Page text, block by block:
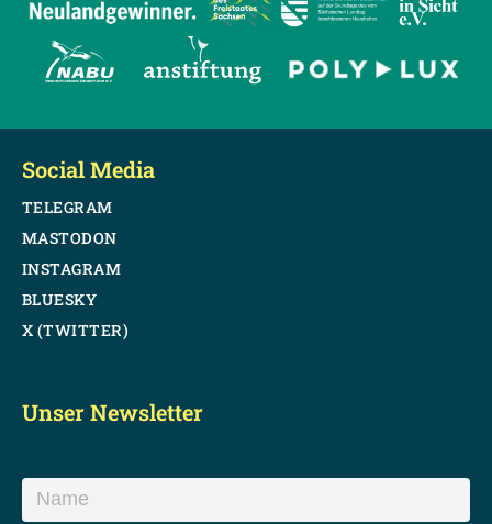
Social Media
TELEGRAM
MASTODON
INSTAGRAM
BLUESKY
X (TWITTER)
Unser Newsletter